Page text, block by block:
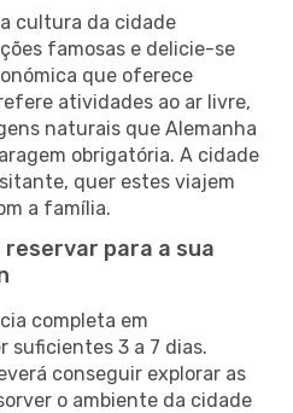
cultura da cidade
famosas e delicie-se
que oferece
atividades ao ar livre,
naturais que Alemanha
obrigatória. A cidade
quer estes viajem
a família.
para a sua
completa em
suficientes 3 a 7 dias.
conseguir explorar as
o ambiente da cidade